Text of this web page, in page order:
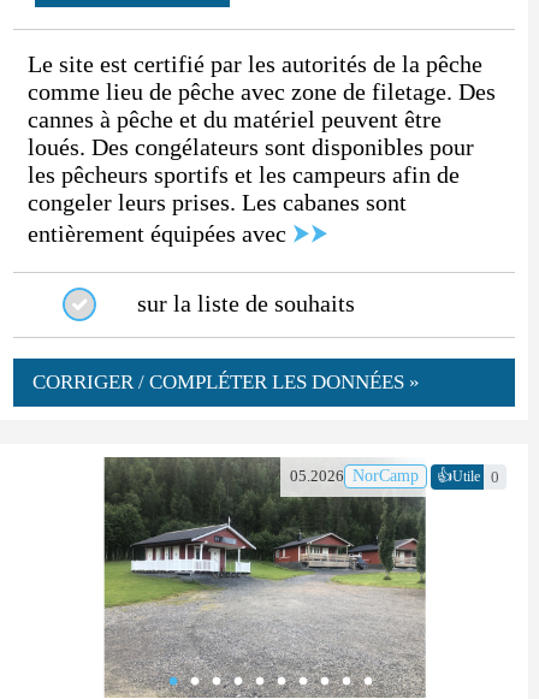
Le site est certifié par les autorités de la pêche
comme lieu de pêche avec zone de filetage. Des
cannes à pêche et du matériel peuvent être
loués. Des congélateurs sont disponibles pour
les pêcheurs sportifs et les campeurs afin de
congeler leurs prises. Les cabanes sont
entièrement équipées avec ⮞⮞
sur la liste de souhaits
CORRIGER / COMPLÉTER LES DONNÉES »
05.2026 NorCamp 👍Utile 0